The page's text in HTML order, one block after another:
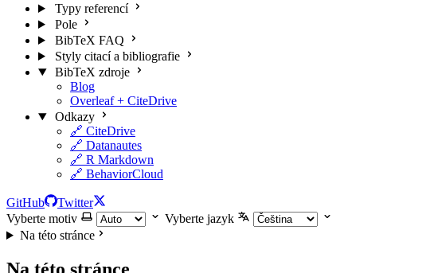
Typy referencí
Pole
BibTeX FAQ
Styly citací a bibliografie
BibTeX zdroje
Blog
Overleaf + CiteDrive
Odkazy
🔗 CiteDrive
🔗 Datanautes
🔗 R Markdown
🔗 BehaviorCloud
GitHub
Twitter
Vyberte motiv
Vyberte jazyk
Na této stránce